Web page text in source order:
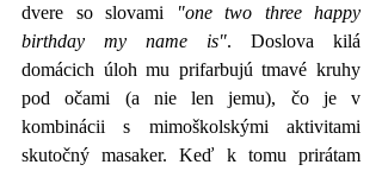
dvere so slovami
"one two three happy
birthday my name is". Doslova kilá
domácich úloh mu prifarbujú tmavé kruhy
pod očami (a nie len jemu), čo je v
kombinácii s mimoškolskými aktivitami
skutočný masaker. Keď k tomu prirátam